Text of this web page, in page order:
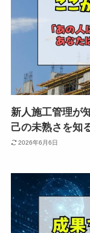
新人施工管理が
己の未熟さを知
2026年6月6日